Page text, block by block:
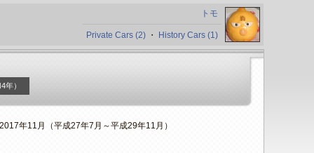
トモ
Private Cars (2) ・ History Cars (1)
年）
年11月（平成27年7月～平成29年11月）